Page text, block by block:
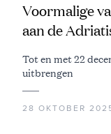
Voormalige
aan de
Tot en met 22
uitbrengen
28 OKTOBER